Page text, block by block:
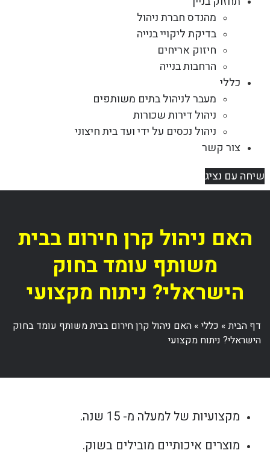
מהנדס חברת ניהול
בדיקת ליקויי בנייה
חיזוק אריחים
הרחבות בנייה
כללי
מעבר לניהול בתים משותפים
ניהול דירות שכורות
ניהול נכסים על ידי ועד בית חיצוני
צור קשר
שיחה עם נציג
האם ניהול קרן חירום בבית
משותף עומד בחוק
הישראלי? ניתוח מקצועי
דף הבית» כללי» האם ניהול קרן חירום בבית משותף עומד בחוק
הישראלי? ניתוח מקצועי
מקצועיות של למעלה מ- 15 שנה.
מוצרים איכותיים מובילים בשוק.